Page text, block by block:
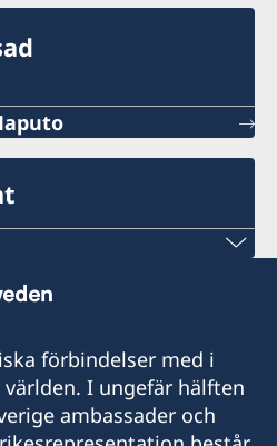
förbindelser med i
I ungefär hälften
ambassader och